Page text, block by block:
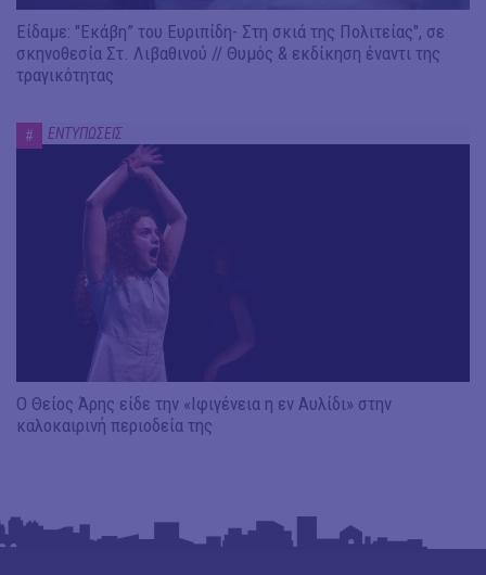
Είδαμε: "Εκάβη” του Ευριπίδη- Στη σκιά της Πολιτείας", σε
σκηνοθεσία Στ. Λιβαθινού // Θυμός & εκδίκηση έναντι της
τραγικότητας
# ΕΝΤΥΠΩΣΕΙΣ
Ο Θείος Άρης είδε την «Ιφιγένεια η εν Αυλίδι» στην
καλοκαιρινή περιοδεία της